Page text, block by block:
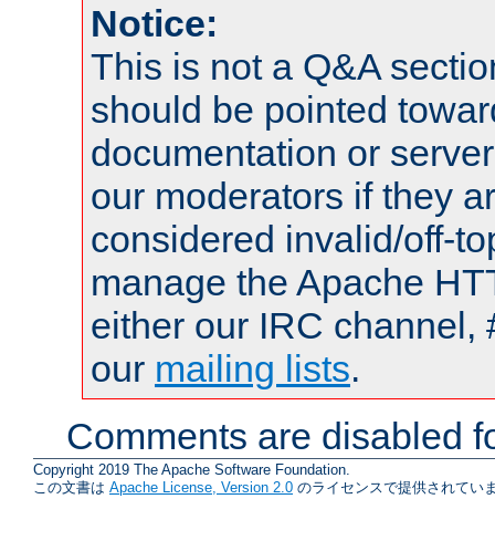
Notice:
This is not a Q&A
should be pointed
documentation or
our moderators if they
considered invalid/off-
manage the Apache
either our IRC channel,
our mailing lists.
Comments are disabled
Copyright 2019 The Apache Software Foundation.
この文書は Apache License, Version 2.0 のライセンスで提供されてい